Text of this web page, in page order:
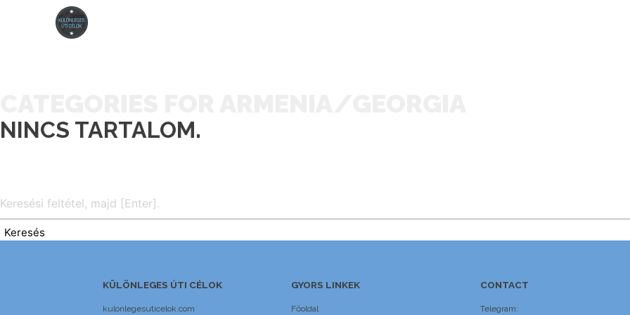
NINCS TARTALOM.
Keresés
KÜLÖNLEGES ÚTI CÉLOK
kulonlegesuticelok.com
GYORS LINKEK
Főoldal
CONTACT
Telegram: